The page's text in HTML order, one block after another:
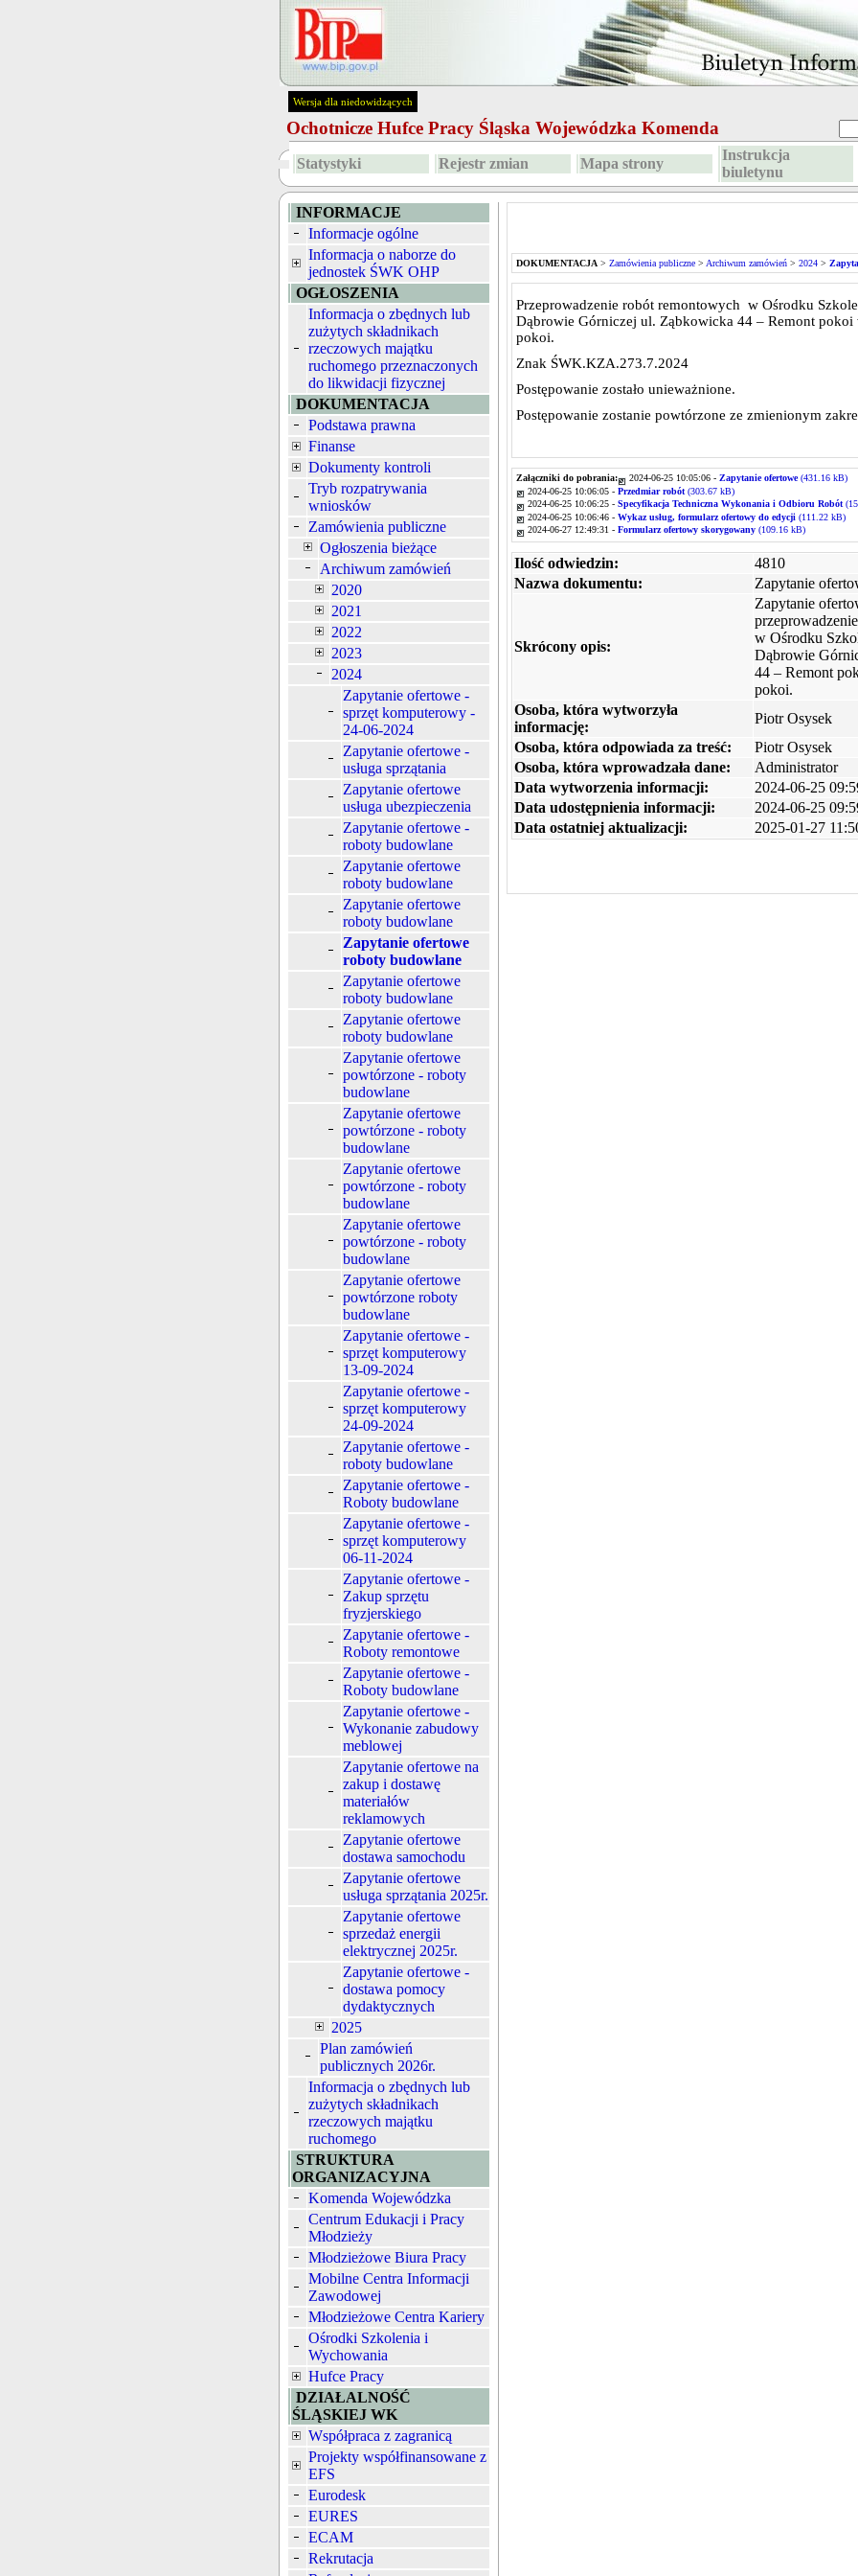
Wersja dla niedowidzących
Ochotnicze Hufce Pracy Śląska Wojewódzka Komenda
Statystyki Rejestr zmian Mapa strony
Instrukcja
biuletynu
INFORMACJE
Informacje ogólne
Informacja o naborze do
jednostek ŚWK OHP
OGŁOSZENIA
Informacja o zbędnych lub
zużytych składnikach
rzeczowych majątku
ruchomego przeznaczonych
do likwidacji fizycznej
DOKUMENTACJA
Podstawa prawna
Finanse
Dokumenty kontroli
Tryb rozpatrywania
wniosków
Zamówienia publiczne
Ogłoszenia bieżące
Archiwum zamówień
2020
2021
2022
2023
2024
Zapytanie ofertowe -
sprzęt komputerowy -
24-06-2024
Zapytanie ofertowe -
usługa sprzątania
Zapytanie ofertowe
usługa ubezpieczenia
Zapytanie ofertowe -
roboty budowlane
Zapytanie ofertowe
roboty budowlane
Zapytanie ofertowe
roboty budowlane
Zapytanie ofertowe
roboty budowlane
Zapytanie ofertowe
roboty budowlane
Zapytanie ofertowe
roboty budowlane
Zapytanie ofertowe
powtórzone - roboty
budowlane
Zapytanie ofertowe
powtórzone - roboty
budowlane
Zapytanie ofertowe
powtórzone - roboty
budowlane
Zapytanie ofertowe
powtórzone - roboty
budowlane
Zapytanie ofertowe
powtórzone roboty
budowlane
Zapytanie ofertowe -
sprzęt komputerowy
13-09-2024
Zapytanie ofertowe -
sprzęt komputerowy
24-09-2024
Zapytanie ofertowe -
roboty budowlane
Zapytanie ofertowe -
Roboty budowlane
Zapytanie ofertowe -
sprzęt komputerowy
06-11-2024
Zapytanie ofertowe -
Zakup sprzętu
fryzjerskiego
Zapytanie ofertowe -
Roboty remontowe
Zapytanie ofertowe -
Roboty budowlane
Zapytanie ofertowe -
Wykonanie zabudowy
meblowej
Zapytanie ofertowe na
zakup i dostawę
materiałów
reklamowych
Zapytanie ofertowe
dostawa samochodu
Zapytanie ofertowe
usługa sprzątania 2025r.
Zapytanie ofertowe
sprzedaż energii
elektrycznej 2025r.
Zapytanie ofertowe -
dostawa pomocy
dydaktycznych
2025
Plan zamówień
publicznych 2026r.
Informacja o zbędnych lub
zużytych składnikach
rzeczowych majątku
ruchomego
STRUKTURA
ORGANIZACYJNA
Komenda Wojewódzka
Centrum Edukacji i Pracy
Młodzieży
Młodzieżowe Biura Pracy
Mobilne Centra Informacji
Zawodowej
Młodzieżowe Centra Kariery
Ośrodki Szkolenia i
Wychowania
Hufce Pracy
DZIAŁALNOŚĆ
ŚLĄSKIEJ WK
Współpraca z zagranicą
Projekty współfinansowane z
EFS
Eurodesk
EURES
ECAM
Rekrutacja
DOKUMENTACJA > Zamówienia publiczne > Archiwum zamówień > 2024 >
Przeprowadzenie robót remontowych w Ośrodku
Dąbrowie Górniczej ul. Ząbkowicka 44 – Remont
pokoi.
Znak ŚWK.KZA.273.7.2024
Postępowanie zostało unieważnione.
Postępowanie zostanie powtórzone ze zmienionym
Załączniki do pobrania: 2024-06-25 10:05:06 - Zapytanie ofertowe(431.16 kB)
2024-06-25 10:06:05 - Przedmiar robót (303.67 kB)
2024-06-25 10:06:25 - Specyfikacja Techniczna Wykonania i Odbioru Robót
2024-06-25 10:06:46 - Wykaz usług, formularz ofertowy do edycji (111.22 kB)
2024-06-27 12:49:31 - Formularz ofertowy skorygowany (109.16 kB)
Ilość odwiedzin:
4810
Nazwa dokumentu:
Zapytanie
Skrócony opis:
Zapytanie
w Ośrodku
Dąbrowie
44 – Remont
pokoi.
Osoba, która wytworzyła
informację:
Piotr Osysek
Osoba, która odpowiada za treść:
Piotr Osysek
Osoba, która wprowadzała dane:
Administrator
Data wytworzenia informacji:
2024-06-25
Data udostępnienia informacji:
2024-06-25
Data ostatniej aktualizacji:
2025-01-27